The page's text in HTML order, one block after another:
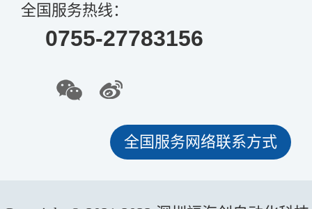
全国服务热线：
0755-27783156
全国服务网络联系方式